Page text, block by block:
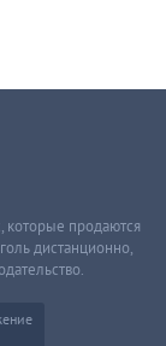
которые продаются
дистанционно,